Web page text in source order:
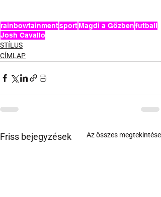
rainbowtainmentsportMagdi a Gőzbenfutball
Josh Cavallo
STÍLUS
CÍMLAP
Friss bejegyzések Az összes megtekintése